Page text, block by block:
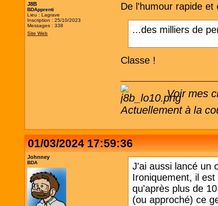
J8B
BDApprenti
Lieu : Lagrave
Inscription : 25/10/2023
Messages : 338
Site Web
De l'humour rapide et
...des milliers de
Classe !
Voir mes
Actuellement à la
01/03/2024 17:59:36
Johnney
BDA
J'ai aussi lancé un
Ironiquement, il
qu'après plus de
(ou approché) ce